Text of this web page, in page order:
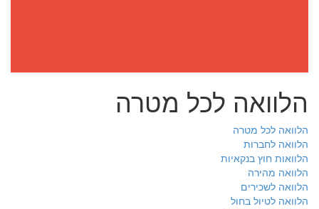
הלוואה לכל מטרה
הלוואה לכל מטרה
הלוואה לחברות
הלוואות חוץ בנקאיות
הלוואה מהירה
הלוואה לשכירים
הלוואה לטיול בחול